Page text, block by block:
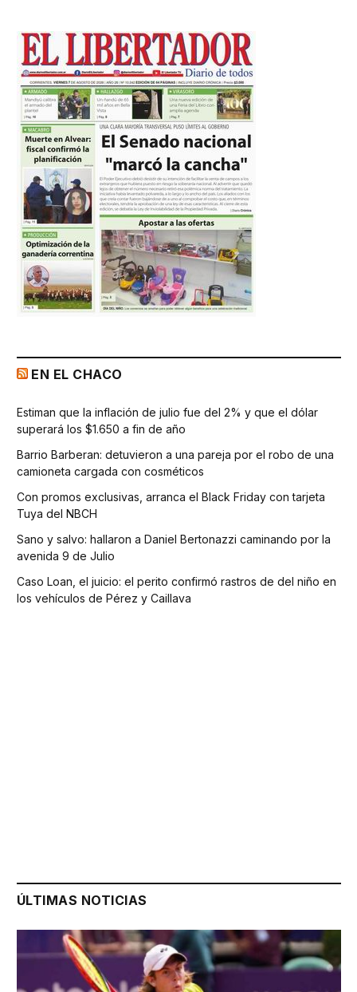
EN EL CHACO
Estiman que la inflación de julio fue del 2% y que el dólar
superará los $1.650 a fin de año
Barrio Barberan: detuvieron a una pareja por el robo de una
camioneta cargada con cosméticos
Con promos exclusivas, arranca el Black Friday con tarjeta
Tuya del NBCH
Sano y salvo: hallaron a Daniel Bertonazzi caminando por la
avenida 9 de Julio
Caso Loan, el juicio: el perito confirmó rastros de del niño en
los vehículos de Pérez y Caillava
ÚLTIMAS NOTICIAS